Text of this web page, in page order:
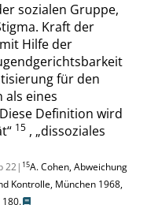
sozialen Gruppe,
Kraft der
Hilfe der
für den
als eines
Definition wird
“ 15
22| 15A. Cohen,Abweichung
Kontrolle, München 1968,
180.
, „dissoziales